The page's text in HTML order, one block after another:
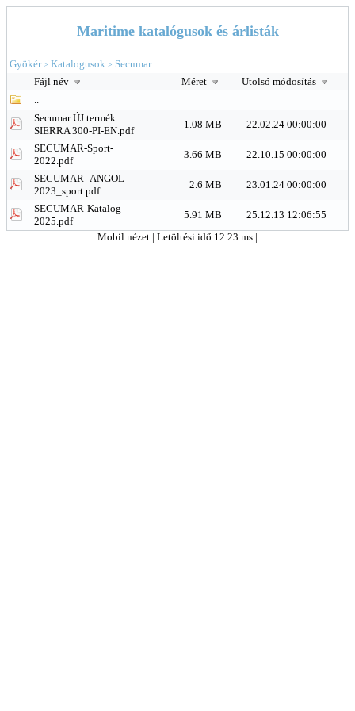
Maritime katalógusok és árlisták
Gyökér> Katalogusok > Secumar
Fájl név
Méret
Utolsó módosítás
..
Secumar ÚJ termék
SIERRA 300-PI-EN.pdf
1.08 MB
22.02.24 00:00:00
SECUMAR-Sport-
2022.pdf
3.66 MB
22.10.15 00:00:00
SECUMAR_ANGOL
2023_sport.pdf
2.6 MB
23.01.24 00:00:00
SECUMAR-Katalog-
2025.pdf
5.91 MB
25.12.13 12:06:55
Mobil nézet | Letöltési idő 12.23 ms |